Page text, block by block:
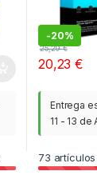
-20%
25,29€
20,23€
Entrega
11 - 13 de
73